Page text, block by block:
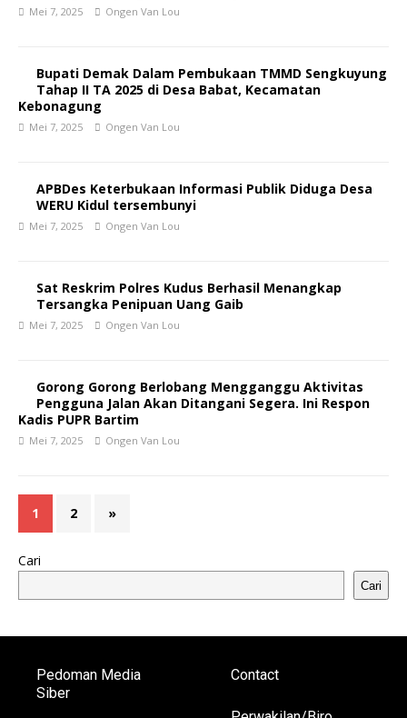
Mei 7, 2025 Ongen Van Lou
Bupati Demak Dalam Pembukaan TMMD Sengkuyung
Tahap II TA 2025 di Desa Babat, Kecamatan
Kebonagung
Mei 7, 2025 Ongen Van Lou
APBDes Keterbukaan Informasi Publik Diduga Desa
WERU Kidul tersembunyi
Mei 7, 2025 Ongen Van Lou
Sat Reskrim Polres Kudus Berhasil Menangkap
Tersangka Penipuan Uang Gaib
Mei 7, 2025 Ongen Van Lou
Gorong Gorong Berlobang Mengganggu Aktivitas
Pengguna Jalan Akan Ditangani Segera. Ini Respon
Kadis PUPR Bartim
Mei 7, 2025 Ongen Van Lou
1 2 »
Cari
Cari
Pedoman Media
Siber
Contact